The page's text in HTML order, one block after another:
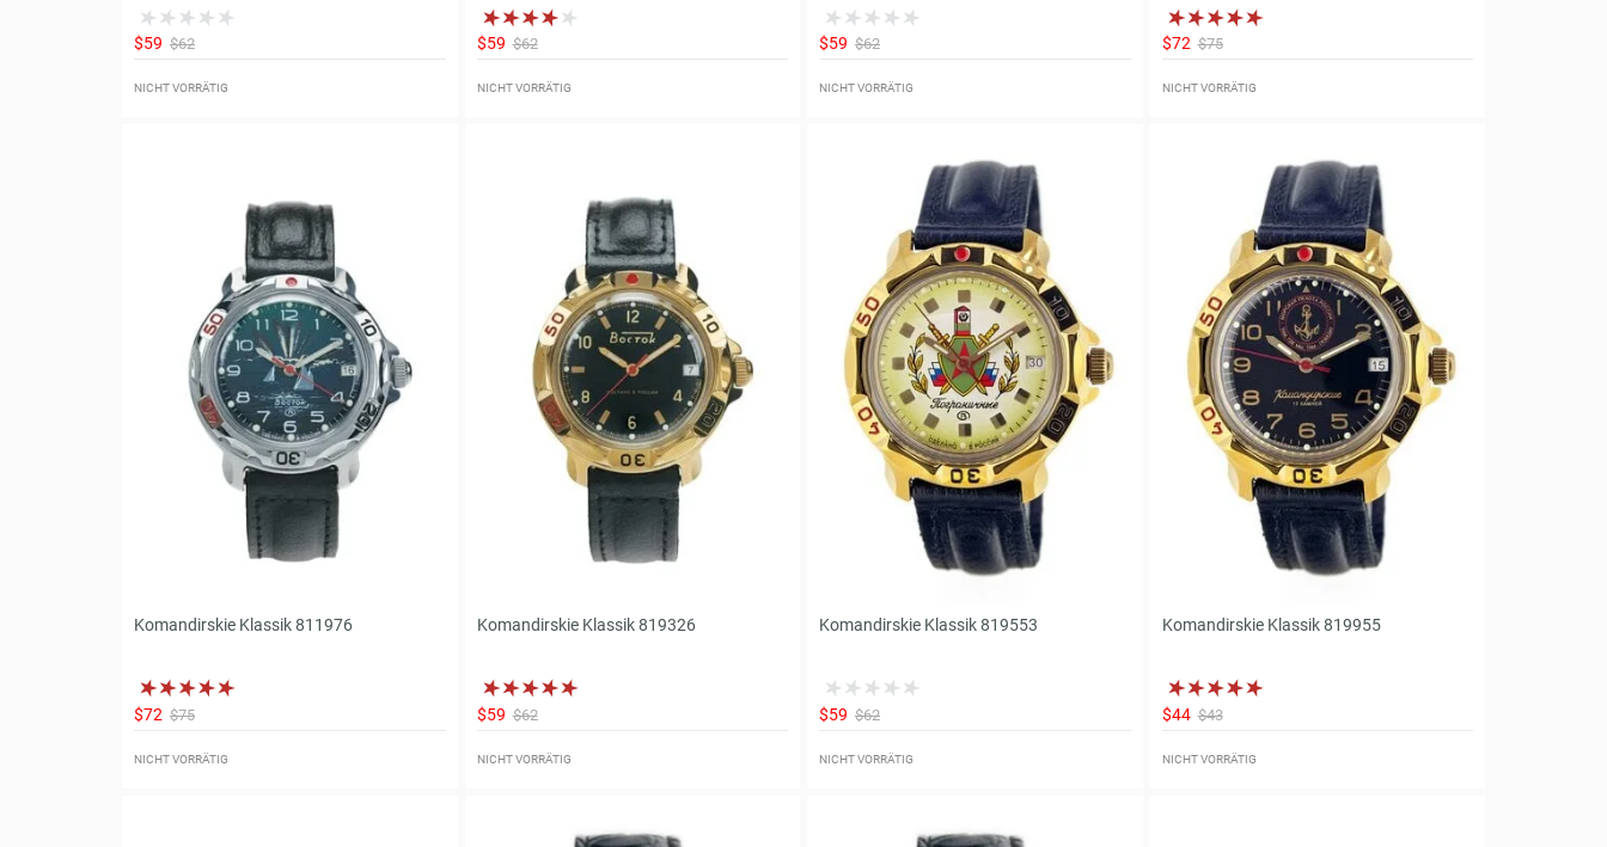
$59 $62
NICHT VORRÄTIG
$59 $62
NICHT VORRÄTIG
$59 $62
NICHT VORRÄTIG
$72 $75
NICHT VORRÄTIG
Komandirskie Klassik 811976
$72 $75
NICHT VORRÄTIG
Komandirskie Klassik 819326
$59 $62
NICHT VORRÄTIG
Komandirskie Klassik 819553
$59 $62
NICHT VORRÄTIG
Komandirskie Klassik 819955
$44 $43
NICHT VORRÄTIG